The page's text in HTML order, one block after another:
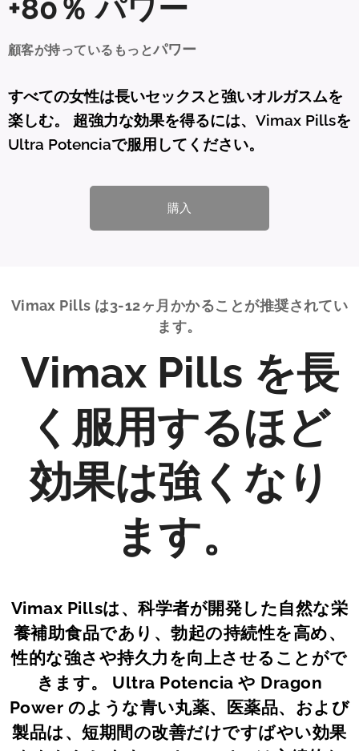
+80％パワー
顧客が持っているもっとパワー
すべての女性は長いセックスと強いオルガスムを
楽しむ。 超強力な効果を得るには、Vimax Pillsを
Ultra Potenciaで服用してください。
購入
Vimax Pills は3-12ヶ月かかることが推奨されてい
ます。
Vimax Pills を長
く服用するほど
効果は強くなり
ます。
Vimax Pillsは、科学者が開発した自然な栄
養補助食品であり、勃起の持続性を高め、
性的な強さや持久力を向上させることがで
きます。 Ultra Potencia や Dragon
Power のような青い丸薬、医薬品、および
製品は、短期間の改善だけですばやい効果